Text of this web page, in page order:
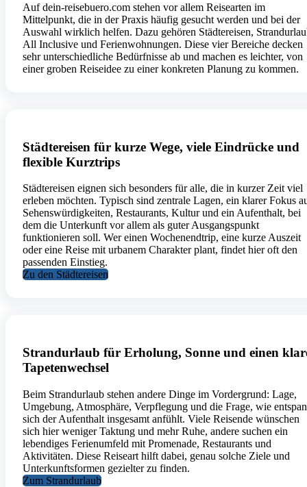
Auf dein-reisebuero.com stehen vor allem Reisearten im
Mittelpunkt, die in der Praxis häufig gesucht werden und bei der
Auswahl wirklich helfen. Dazu gehören Städtereisen,
All Inclusive und Ferienwohnungen. Diese vier Bereiche decken
sehr unterschiedliche Bedürfnisse ab und machen es leichter, von
einer groben Reiseidee zu einer konkreten Planung zu kommen.
Städtereisen für kurze Wege, viele Eindrücke und
flexible Kurztrips
Städtereisen eignen sich besonders für alle, die in kurzer Zeit viel
erleben möchten. Typisch sind zentrale Lagen, ein klarer Fokus
Sehenswürdigkeiten, Restaurants, Kultur und ein Aufenthalt, bei
dem die Unterkunft vor allem als guter Ausgangspunkt
funktionieren soll. Wer einen Wochenendtrip, eine kurze Auszeit
oder eine Reise mit urbanem Charakter plant, findet hier oft den
passenden Einstieg.
Zu den Städtereisen
Strandurlaub für Erholung, Sonne und einen
Tapetenwechsel
Beim Strandurlaub stehen andere Dinge im Vordergrund: Lage,
Umgebung, Atmosphäre, Verpflegung und die Frage, wie
sich der Aufenthalt insgesamt anfühlt. Viele Reisende wünschen
sich hier weniger Taktung und mehr Ruhe, andere suchen ein
lebendiges Ferienumfeld mit Promenade, Restaurants und
Aktivitäten. Diese Reiseart hilft dabei, genau solche Ziele und
Unterkunftsformen gezielter zu finden.
Zum Strandurlaub